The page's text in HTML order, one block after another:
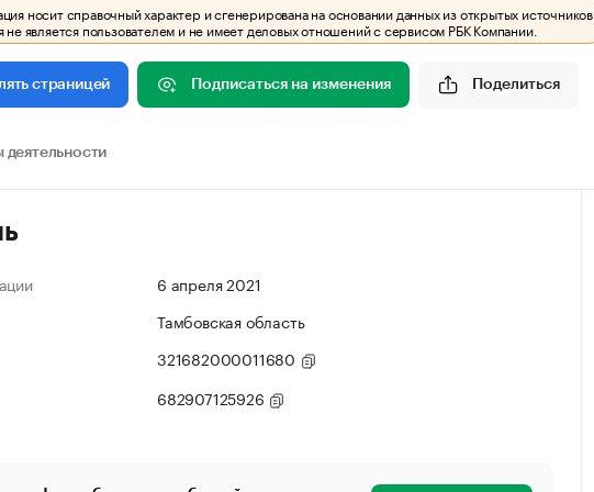
носит справочный характер и сгенерирована на основании данных из открытых источников.
не является пользователем и не имеет деловых отношений с сервисом РБК Компании.
страницей Подписаться на изменения Поделиться
деятельности
6 апреля 2021
Тамбовская область
321682000011680
682907125926